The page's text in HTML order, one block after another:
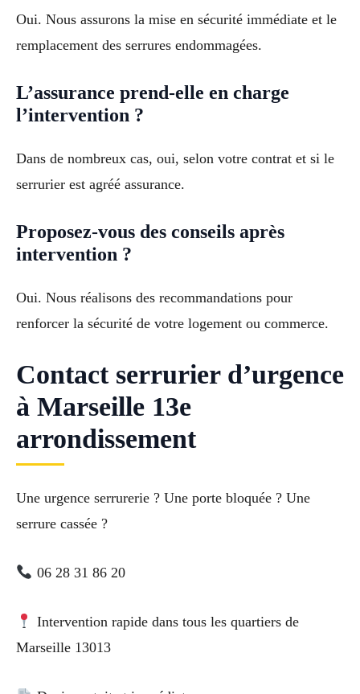
Oui. Nous assurons la mise en sécurité immédiate et le
remplacement des serrures endommagées.
L’assurance prend-elle en charge
l’intervention ?
Dans de nombreux cas, oui, selon votre contrat et si le
serrurier est agréé assurance.
Proposez-vous des conseils après
intervention ?
Oui. Nous réalisons des recommandations pour
renforcer la sécurité de votre logement ou commerce.
Contact serrurier d’urgence
à Marseille 13e
arrondissement
Une urgence serrurerie ? Une porte bloquée ? Une
serrure cassée ?
06 28 31 86 20
Intervention rapide dans tous les quartiers de
Marseille 13013